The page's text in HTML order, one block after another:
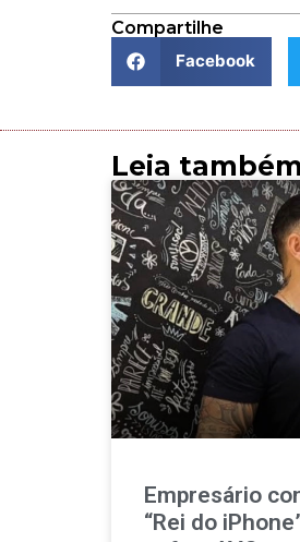
Compartilhe
Facebook
Leia também
Empresário
“Rei do